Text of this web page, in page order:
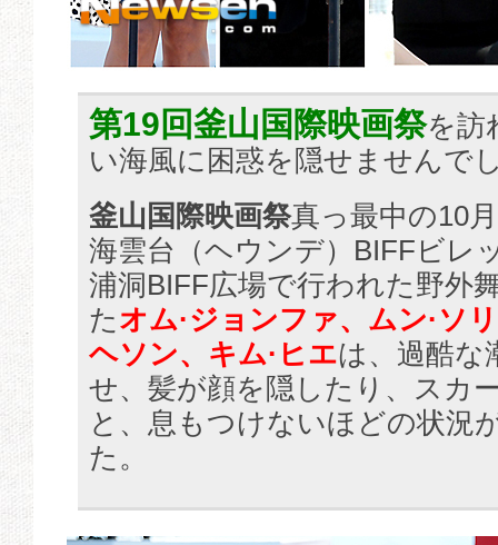
第19回釜山国際映画祭を訪
い海風に困惑を隠せませんで
釜山国際映画祭真っ最中の10
海雲台（ヘウンデ）BIFFビレ
浦洞BIFF広場で行われた野外
たオム·ジョンファ、ムン·ソ
ヘソン、キム·ヒエは、過酷な
せ、髪が顔を隠したり、スカ
と、息もつけないほどの状況
た。